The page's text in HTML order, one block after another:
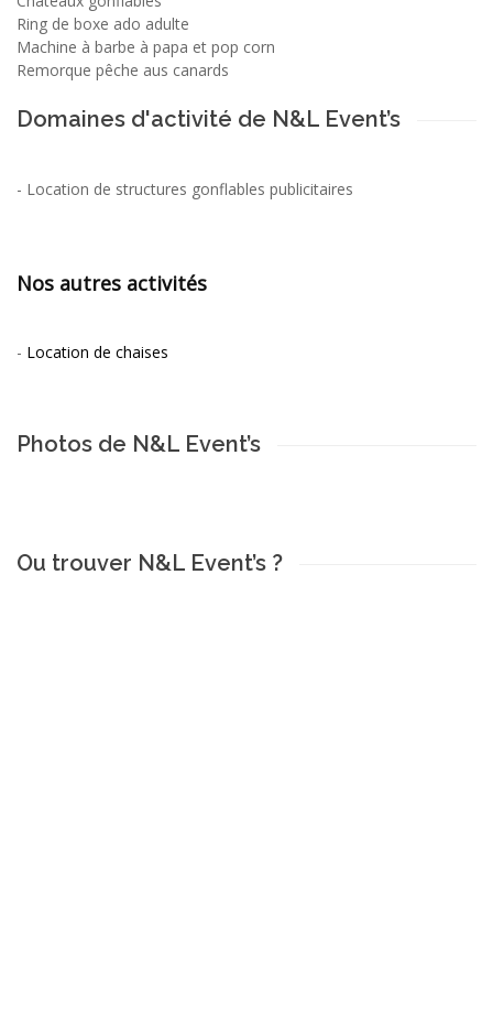
Ring de boxe ado adulte
Machine à barbe à papa et pop corn
Remorque pêche aus canards
Domaines d'activité de N&L Event’s
- Location de structures gonflables publicitaires
Nos autres activités
- Location de chaises
Photos de N&L Event’s
Ou trouver N&L Event’s ?